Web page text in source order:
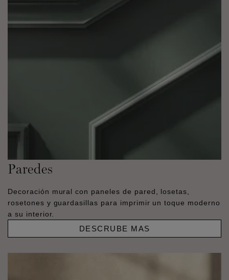
Paredes
Decoración mural con paneles de pared, losetas,
rosetones y guardasillas para imprimir un toque moderno
a su interior.
DESCRUBE MAS